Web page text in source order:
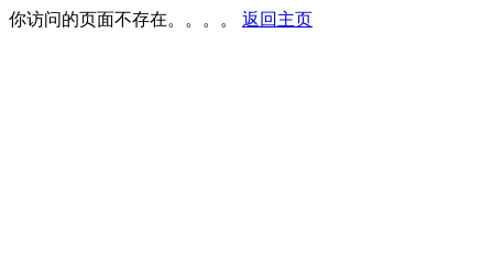
你访问的页面不存在。。。。 返回主页